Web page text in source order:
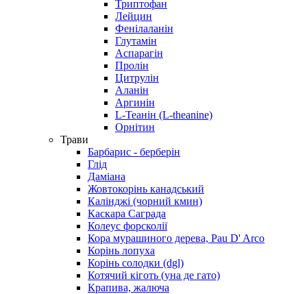
Триптофан
Лейцин
Фенілаланін
Глутамін
Аспарагін
Пролін
Цитрулін
Аланін
Аргинін
L-Теанін (L-theanine)
Орнітин
Трави
Барбарис - берберін
Глід
Даміана
Жовтокорінь канадський
Калінджі (чорний кмин)
Каскара Саграда
Колеус форсколії
Кора мурашиного дерева, Pau D' Arco
Корінь лопуха
Корінь солодки (dgl)
Котячий кіготь (уна де гато)
Крапива, жалюча